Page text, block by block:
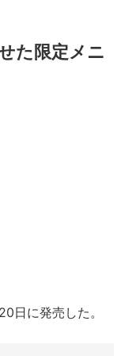
た限定メニ
日に発売した。